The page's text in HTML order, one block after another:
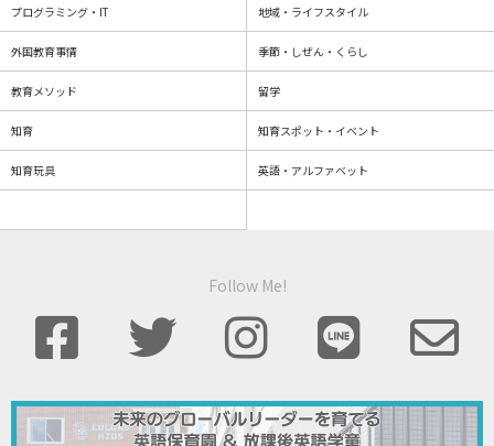
プログラミング・IT 地域・ライフスタイル
外国教育事情 季節・しぜん・くらし
教育メソッド 留学
知育 知育スポット・イベント
知育玩具 英語・アルファベット
Follow Me!